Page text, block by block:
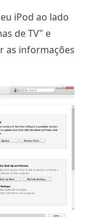
iPod ao lado
de TV" e
as informações